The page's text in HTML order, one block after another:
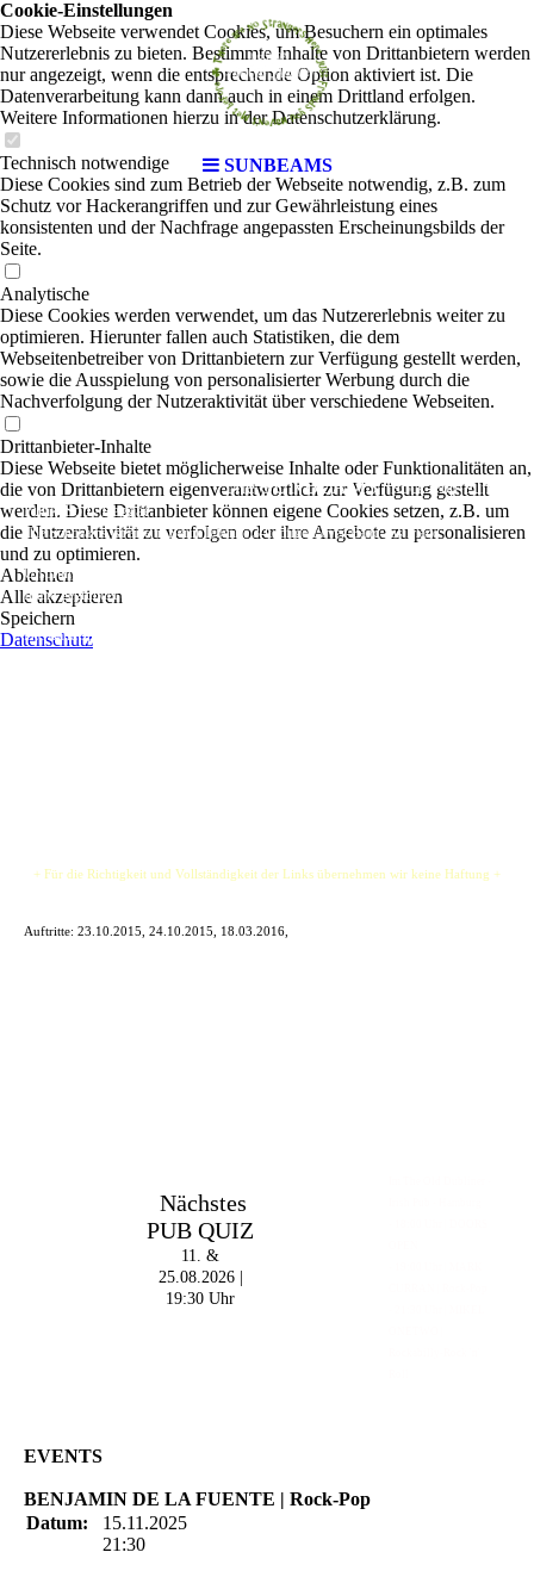
SUNBEAMS
The SUNBEAMS|Rock-Pop-Punk-
Funk-Soul-Reggae
The Sunbeams ist eine in Berlin lebende 3-köpfige Cover-Band aus Irland.
Ursprünglich aus vier Mitgliedern bestehend, wurde The Sunbeams 2003 in Cork,
Irland gegründet und besteht in ihrer jetzigen Form seit Januar 2010.
Die Band spielt eine mitreißende Song-Mischung aus einer breiten Liederpalette, die
+ Für die Richtigkeit und Vollständigkeit der Links übernehmen wir keine Haftung +
Auftritte: 23.10.2015, 24.10.2015, 18.03.2016,
Nächstes
PUB QUIZ
11. &
25.08.2026 |
19:30 Uhr
EVENTS
BENJAMIN DE LA FUENTE | Rock-Pop
Datum:
15.11.2025
21:30
Cookie-Einstellungen
Diese Webseite verwendet Cookies, um Besuchern ein optimales
Nutzererlebnis zu bieten. Bestimmte Inhalte von Drittanbietern werden
nur angezeigt, wenn die entsprechende Option aktiviert ist. Die
Datenverarbeitung kann dann auch in einem Drittland erfolgen.
Weitere Informationen hierzu in der Datenschutzerklärung.
Technisch notwendige
Diese Cookies sind zum Betrieb der Webseite notwendig, z.B. zum
Schutz vor Hackerangriffen und zur Gewährleistung eines
konsistenten und der Nachfrage angepassten Erscheinungsbilds der
Seite.
Analytische
Diese Cookies werden verwendet, um das Nutzererlebnis weiter zu
optimieren. Hierunter fallen auch Statistiken, die dem
Webseitenbetreiber von Drittanbietern zur Verfügung gestellt werden,
sowie die Ausspielung von personalisierter Werbung durch die
Nachverfolgung der Nutzeraktivität über verschiedene Webseiten.
Drittanbieter-Inhalte
Diese Webseite bietet möglicherweise Inhalte oder Funktionalitäten an,
die von Drittanbietern eigenverantwortlich zur Verfügung gestellt
werden. Diese Drittanbieter können eigene Cookies setzen, z.B. um
die Nutzeraktivität zu verfolgen oder ihre Angebote zu personalisieren
und zu optimieren.
Ablehnen
Alle akzeptieren
Speichern
Datenschutz